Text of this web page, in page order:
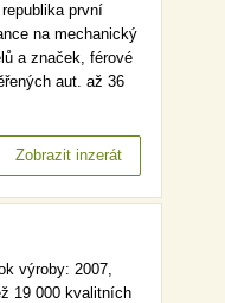
první
na mechanický
a značek, férové
aut. až 36
Zobrazit inzerát
výroby: 2007,
19 000 kvalitních